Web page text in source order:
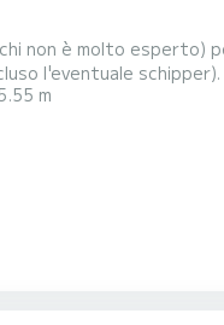
non è molto esperto)
l'eventuale
le più belle insenature
Questa bellissima
m